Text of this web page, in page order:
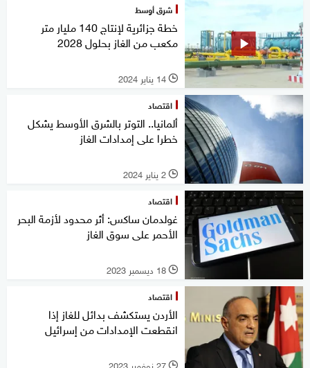
شرق أوسط
خطة جزائرية لإنتاج 140 مليار متر
مكعب من الغاز بحلول 2028
l 14 يناير 2024
اقتصاد
ألمانيا.. التوتر بالشرق الأوسط يشكل
خطرا على إمدادات الغاز
l 2 يناير 2024
اقتصاد
غولدمان ساكس: أثر محدود لأزمة البحر
الأحمر على سوق الغاز
l 18 ديسمبر 2023
اقتصاد
الأردن يستكشف بدائل للغاز إذا
انقطعت الإمدادات من إسرائيل
l